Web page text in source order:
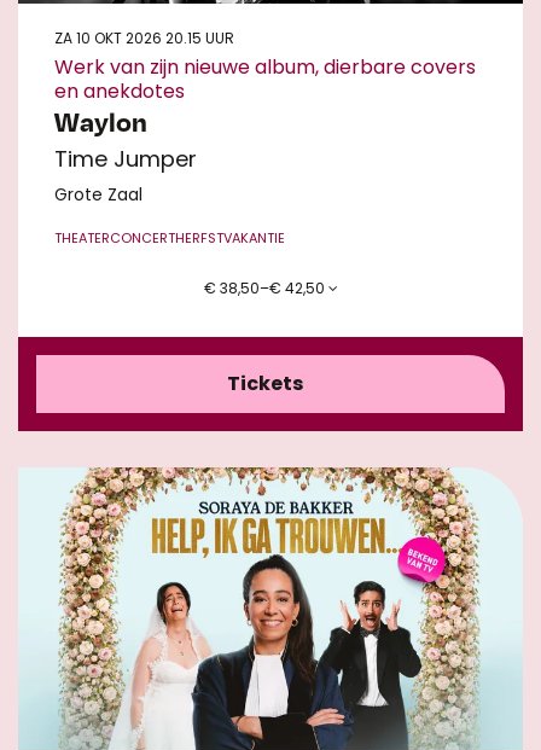
Waylon
Time Jumper
Werk van zijn nieuwe album, dierbare covers
en anekdotes
ZA 10 OKT 2026 20.15 UUR
Grote Zaal
THEATERCONCERTHERFSTVAKANTIE
€ 38,50–€ 42,50
Tickets